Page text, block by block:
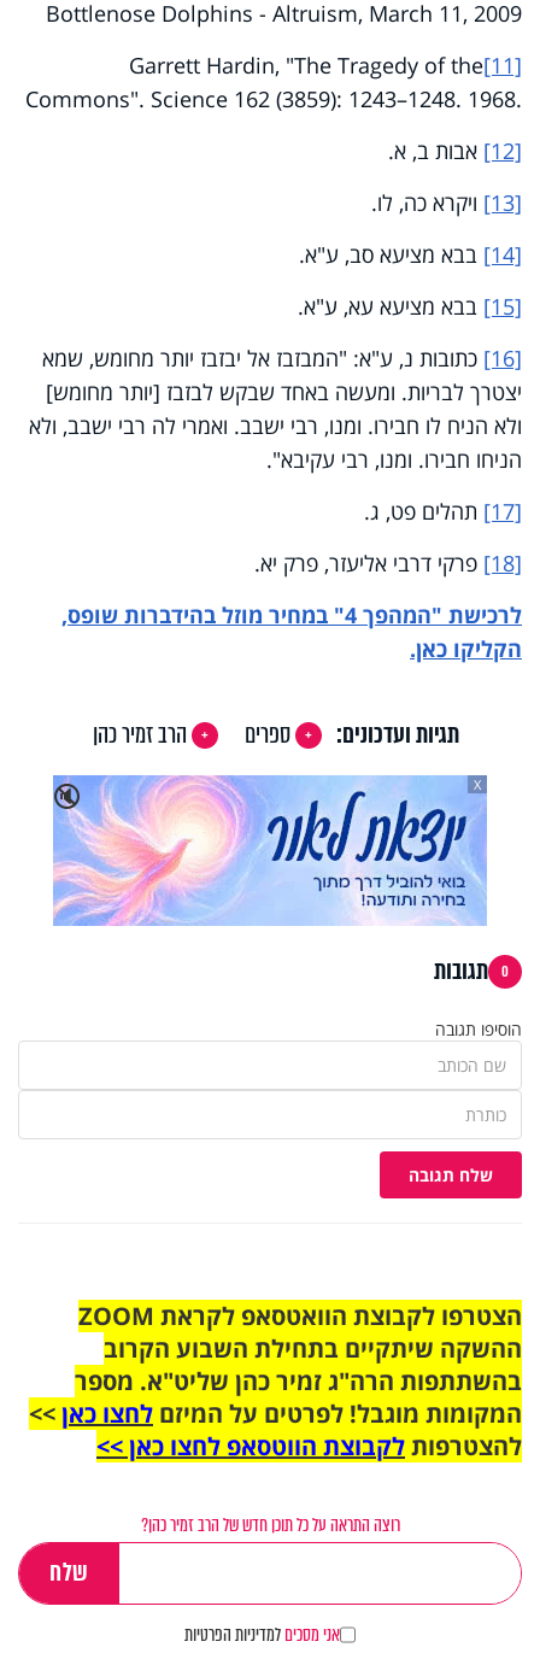
Bottlenose Dolphins - Altruism, March 11, 2009
[11]
Garrett Hardin, "The Tragedy of the
Commons". Science 162 (3859): 1243–1248. 1968.
[12] אבות ב, א.
[13] ויקרא כה, לו.
[14] בבא מציעא סב, ע"א.
[15] בבא מציעא עא, ע"א.
[16] כתובות נ, ע"א: "המבזבז אל יבזבז יותר מחומש, שמא
יצטרך לבריות. ומעשה באחד שבקש לבזבז [יותר מחומש]
ולא הניח לו חבירו. ומנו, רבי ישבב. ואמרי לה רבי ישבב, ולא
הניחו חבירו. ומנו, רבי עקיבא".
[17] תהלים פט, ג.
[18] פרקי דרבי אליעזר, פרק יא.
לרכישת "המהפך 4" במחיר מוזל בהידברות שופס,
הקליקו כאן.
תגיות ועדכונים: ספרים
הרב זמיר כהן
🔇
X
0 תגובות
הוסיפו תגובה
שלח תגובה
הצטרפו לקבוצת הוואטסאפ לקראת ZOOM
ההשקה שיתקיים בתחילת השבוע הקרוב
בהשתתפות הרה"ג זמיר כהן שליט"א. מספר
המקומות מוגבל! לפרטים על המיזם לחצו כאן>>
להצטרפותלקבוצת הווטסאפ לחצו כאן >>
רוצה התראה על כל תוכן חדש של הרב זמיר כהן?
אני מסכיםלמדיניות הפרטיות